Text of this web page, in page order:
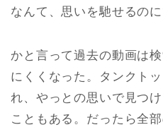
なんて、思いを馳せるのに
かと言って過去の動画は
にくくなった。タンクト
れ、やっとの思いで見つ
こともある。だったら全